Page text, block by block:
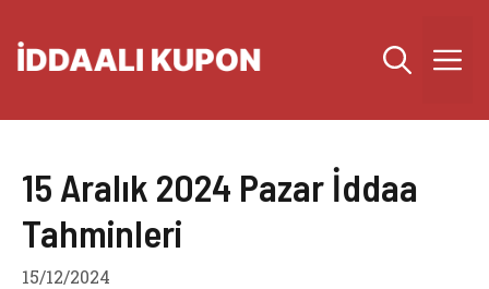
atla
15 Aralık 2024 Pazar İddaa
Tahminleri
15/12/2024